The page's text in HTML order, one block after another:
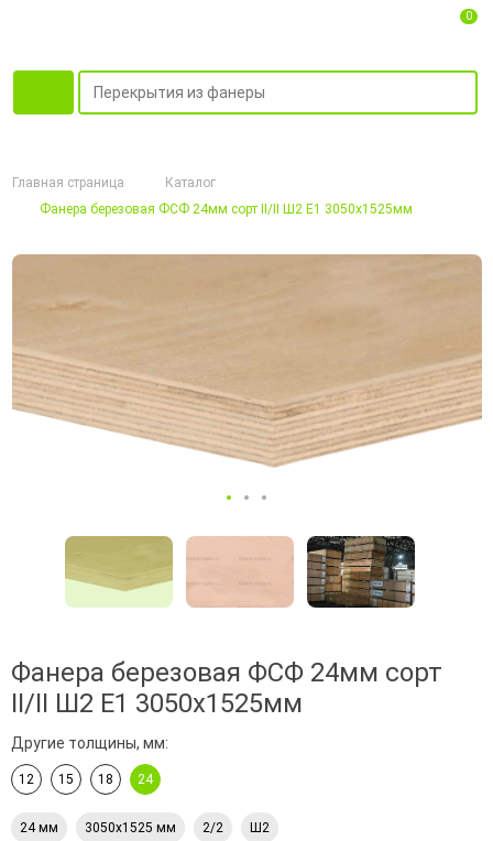
0
Главная страница
Каталог
Фанера березовая ФСФ 24мм сорт II/II Ш2 Е1 3050х1525мм
Фанера березовая ФСФ 24мм сорт
II/II Ш2 Е1 3050х1525мм
Другие толщины, мм:
12 15 18 24
24 мм 3050х1525 мм 2/2 Ш2